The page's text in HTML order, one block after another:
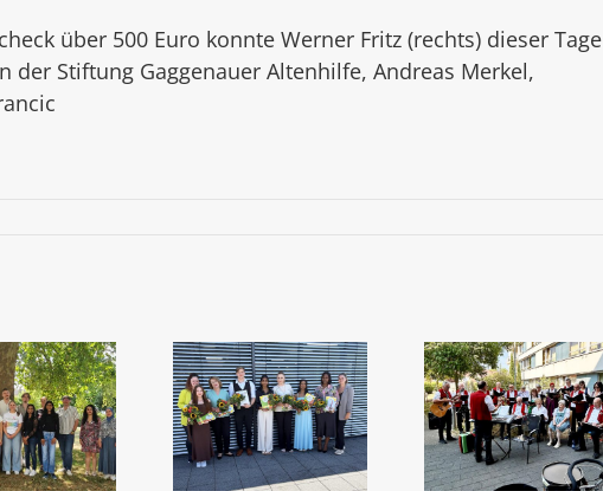
über 500 Euro konnte Werner Fritz (rechts) dieser Tage
der Stiftung Gaggenauer Altenhilfe, Andreas Merkel,